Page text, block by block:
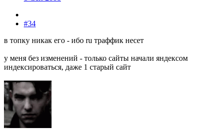
#34
в топку никак его - ибо ru траффик несет
у меня без изменений - только сайты начали яндексом
индексироваться, даже 1 старый сайт